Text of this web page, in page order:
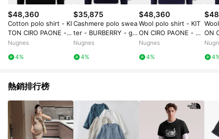
$48,360
Cotton polo shirt - KI
TON CIRO PAONE - g
ender_Man
Nugnes
4%
$35,875
Cashmere polo swea
ter - BURBERRY - ge
nder_Man
Nugnes
4%
$48,360
Wool polo shirt - KIT
ON CIRO PAONE - ge
nder_Man
Nugnes
4%
ON
熱銷排行榜